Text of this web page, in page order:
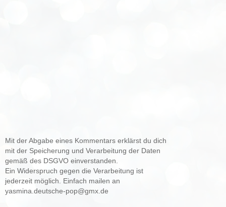
Mit der Abgabe eines Kommentars erklärst du dich
mit der Speicherung und Verarbeitung der Daten
gemäß des DSGVO einverstanden.
Ein Widerspruch gegen die Verarbeitung ist
jederzeit möglich. Einfach mailen an
yasmina.deutsche-pop@gmx.de